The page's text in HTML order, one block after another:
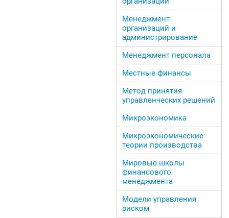
Менеджмент
организаций и
администрирование
Менеджмент персонала
Местные финансы
Метод принятия
управленческих решений
Микроэкономика
Микроэкономические
теории производства
Мировые школы
финансового
менеджмента
Модели управления
риском